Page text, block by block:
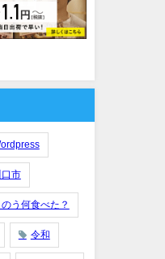
口市
のう何食べた？
令和